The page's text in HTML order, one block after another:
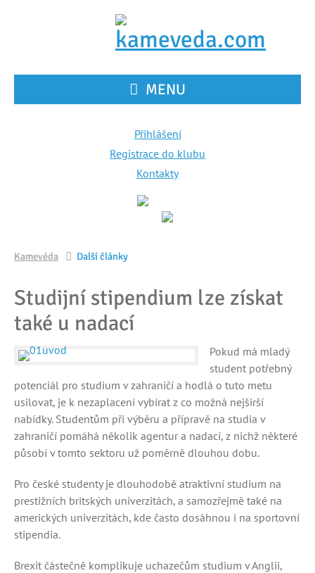
MENU
Přihlášení
Registrace do klubu
Kontakty
Kamevéda Další články
Studijní stipendium lze získat
také u nadací
Pokud má mladý
student potřebný
potenciál pro studium v zahraničí a hodlá o tuto metu
usilovat, je k nezaplacení vybírat z co možná nejširší
nabídky. Studentům při výběru a přípravě na studia v
zahraničí pomáhá několik agentur a nadací, z nichž některé
působí v tomto sektoru už poměrně dlouhou dobu.
Pro české studenty je dlouhodobě atraktivní studium na
prestižních britských univerzitách, a samozřejmě také na
amerických univerzitách, kde často dosáhnou i na sportovní
stipendia.
Brexit částečně komplikuje uchazečům studium v Anglii,